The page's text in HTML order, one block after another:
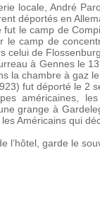
locale, André
déportés en
le camp de
le camp de
celui de
à Gennes le
la chambre à gaz
fut déporté le 2
américaines,
grange à
Américains qui
l’hôtel, garde le